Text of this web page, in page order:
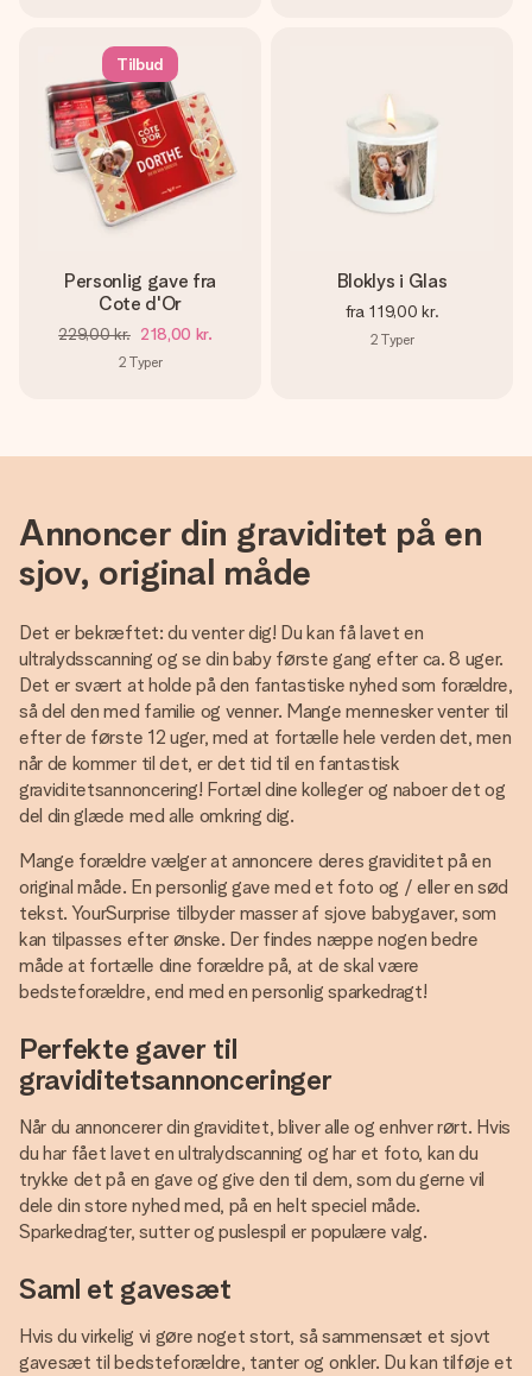
Tilbud
Personlig gave fra
Cote d'Or
229,00 kr. 218,00 kr.
2 Typer
Bloklys i Glas
fra 119,00 kr.
2 Typer
Annoncer din graviditet på en
sjov, original måde
Det er bekræftet: du venter dig! Du kan få lavet en
ultralydsscanning og se din baby første gang efter ca. 8 uger.
Det er svært at holde på den fantastiske nyhed som forældre,
så del den med familie og venner. Mange mennesker venter til
efter de første 12 uger, med at fortælle hele verden det, men
når de kommer til det, er det tid til en fantastisk
graviditetsannoncering! Fortæl dine kolleger og naboer det og
del din glæde med alle omkring dig.
Mange forældre vælger at annoncere deres graviditet på en
original måde. En personlig gave med et foto og / eller en sød
tekst. YourSurprise tilbyder masser af sjove babygaver, som
kan tilpasses efter ønske. Der findes næppe nogen bedre
måde at fortælle dine forældre på, at de skal være
bedsteforældre, end med en personlig sparkedragt!
Perfekte gaver til
graviditetsannonceringer
Når du annoncerer din graviditet, bliver alle og enhver rørt. Hvis
du har fået lavet en ultralydscanning og har et foto, kan du
trykke det på en gave og give den til dem, som du gerne vil
dele din store nyhed med, på en helt speciel måde.
Sparkedragter, sutter og puslespil er populære valg.
Saml et gavesæt
Hvis du virkelig vi gøre noget stort, så sammensæt et sjovt
gavesæt til bedsteforældre, tanter og onkler. Du kan tilføje et